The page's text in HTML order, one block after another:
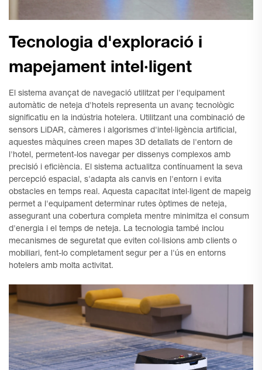
Tecnologia d'exploració i
mapejament intel·ligent
El sistema avançat de navegació utilitzat per l'equipament
automàtic de neteja d'hotels representa un avanç tecnològic
significatiu en la indústria hotelera. Utilitzant una combinació de
sensors LiDAR, càmeres i algorismes d'intel·ligència artificial,
aquestes màquines creen mapes 3D detallats de l'entorn de
l'hotel, permetent-los navegar per dissenys complexos amb
precisió i eficiència. El sistema actualitza contínuament la seva
percepció espacial, s'adapta als canvis en l'entorn i evita
obstacles en temps real. Aquesta capacitat intel·ligent de mapeig
permet a l'equipament determinar rutes òptimes de neteja,
assegurant una cobertura completa mentre minimitza el consum
d'energia i el temps de neteja. La tecnologia també inclou
mecanismes de seguretat que eviten col·lisions amb clients o
mobiliari, fent-lo completament segur per a l'ús en entorns
hotelers amb molta activitat.